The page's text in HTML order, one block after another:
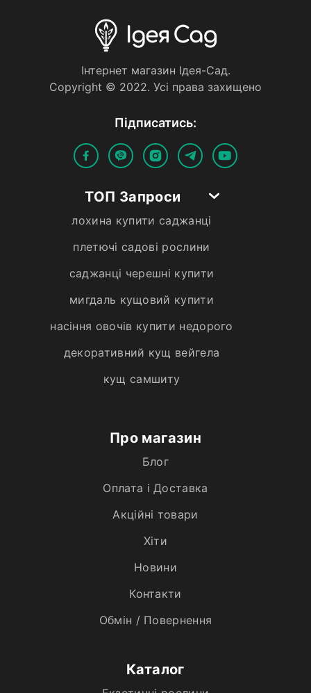
Iнтернет магазин Iдея-Сад.
Copyright © 2022. Усi права захищено
Пiдписатись:
ТОП Запроси
лохина купити саджанці
плетючі садові рослини
саджанці черешні купити
мигдаль кущовий купити
насіння овочів купити недорого
декоративний кущ вейгела
кущ самшиту
Про магазин
Блог
Оплата і Доставка
Акційні товари
Хiти
Новини
Контакти
Обмін / Повернення
Каталог